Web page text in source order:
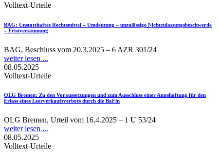
Volltext-Urteile
BAG: Unstatthaftes Rechtsmittel – Umdeutung – unzulässige Nichtzulassungsbeschwerde
– Fristversäumung
BAG, Beschluss vom 20.3.2025 – 6 AZR 301/24
weiter lesen ...
08.05.2025
Volltext-Urteile
OLG Bremen: Zu den Voraussetzungen und zum Ausschluss einer Amtshaftung für den
Erlass eines Leerverkaufsverbots durch die BaFin
OLG Bremen, Urteil vom 16.4.2025 – 1 U 53/24
weiter lesen ...
08.05.2025
Volltext-Urteile